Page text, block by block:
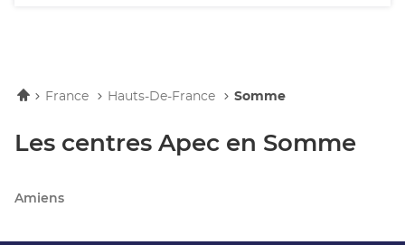
AccueilFrance Hauts-De-France Somme
Les centres Apec en Somme
Amiens